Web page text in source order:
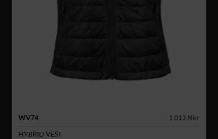
WV74
1 013 Nkr
HYBRID VEST